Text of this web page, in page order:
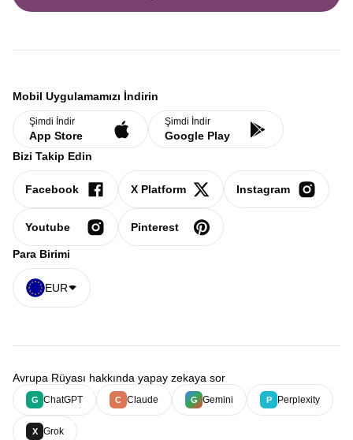
Mobil Uygulamamızı İndirin
Şimdi İndir
App Store
Şimdi İndir
Google Play
Bizi Takip Edin
Facebook X Platform Instagram
Youtube Pinterest
Para Birimi
EUR
Avrupa Rüyası hakkında yapay zekaya sor
G ChatGPT C Claude G Gemini P Perplexity
X Grok